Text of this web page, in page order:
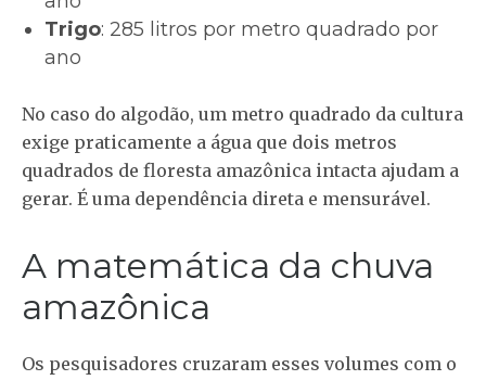
Trigo: 285 litros por metro quadrado por
ano
No caso do algodão, um metro quadrado da cultura
exige praticamente a água que dois metros
quadrados de floresta amazônica intacta ajudam a
gerar. É uma dependência direta e mensurável.
A matemática da chuva
amazônica
Os pesquisadores cruzaram esses volumes com o